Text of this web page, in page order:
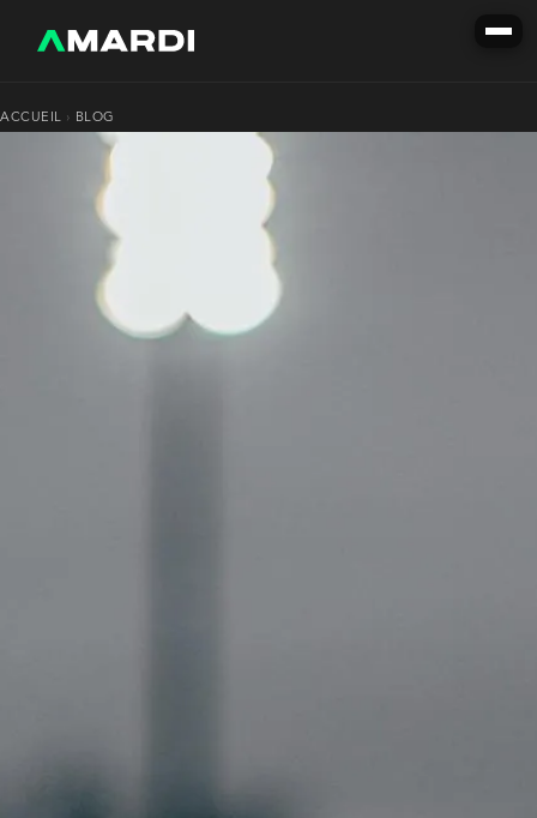
ACCUEIL › BLOG